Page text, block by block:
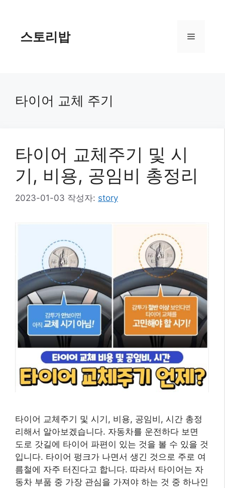
스토리밥 메
타이어 교체 주기
타이어 교체주기 및 시
기, 비용, 공임비 총정리
2023-01-03 작성자: story
타이어 교체주기 및 시기, 비용, 공임비, 시간 총정
리해서 알아보겠습니다. 자동차를 운전하다 보면
도로 갓길에 타이어 파편이 있는 것을 볼 수 있을 것
입니다. 타이어 펑크가 나면서 생긴 것으로 주로 여
름철에 자주 터진다고 합니다. 따라서 타이어는 자
동차 부품 중 가장 관심을 가져야 하는 것 중 하나인